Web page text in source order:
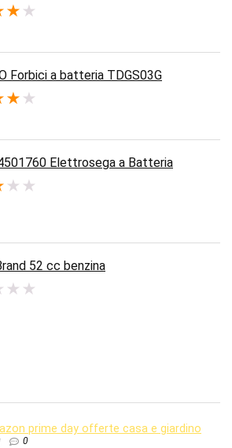
★ ★
Forbici a batteria TDGS03G
★ ★
Elettrosega a Batteria
★ ★
52 cc benzina
★ ★
prime day offerte casa e giardino
0